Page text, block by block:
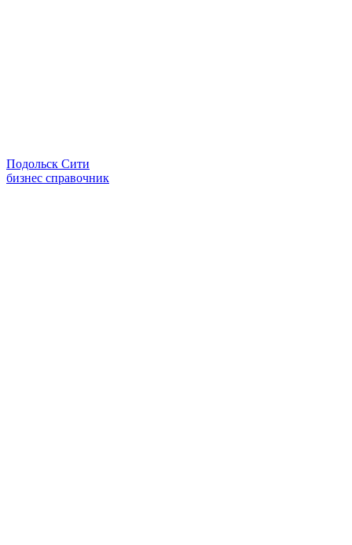
Подольск Сити
бизнес справочник